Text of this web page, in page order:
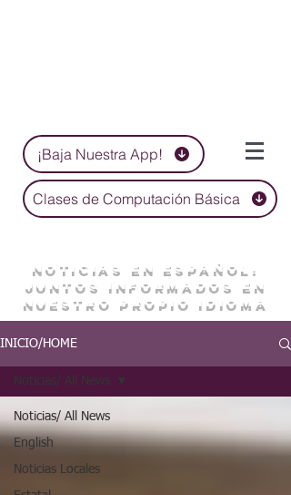
¡Baja Nuestra App!
Clases de Computación Básica
NOTICIAS EN ESPAÑOL:
JUNTOS INFORMADOS EN
NUESTRO PROPIO IDIOMA
INICIO/HOME
Noticias/ All News
English
Noticias Locales
Noticias/ All News